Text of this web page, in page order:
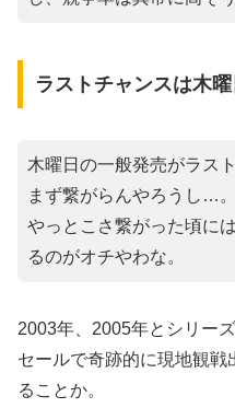
ラストチャンスは木
木曜日の一般発売がラス
まず繋がらんやろうし…。
やっとこさ繋がった頃に
るのがオチやわな。
2003年、2005年とシリー
セールで奇跡的に現地観
ることか。